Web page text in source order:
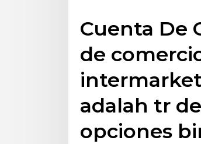
Cuenta De
de
adalah tr
opciones